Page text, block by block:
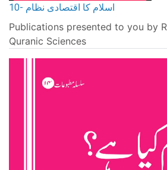
10- اسلام کا اقتصادی نظام
Publications presented to you by
Quranic Sciences